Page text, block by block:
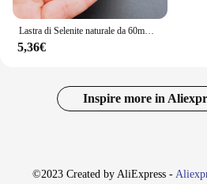
5,36€
Inspire more in
©2023 Created by AliExpress -